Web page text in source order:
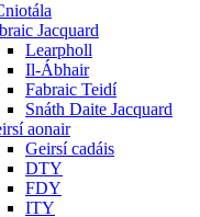
Jacquard
Learpholl
Il-Ábhair
Fabraic Teidí
Snáth Daite Jacquard
aonair
Geirsí cadáis
DTY
FDY
ITY